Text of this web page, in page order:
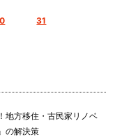
31
地方移住・古民家リノベ
の解決策